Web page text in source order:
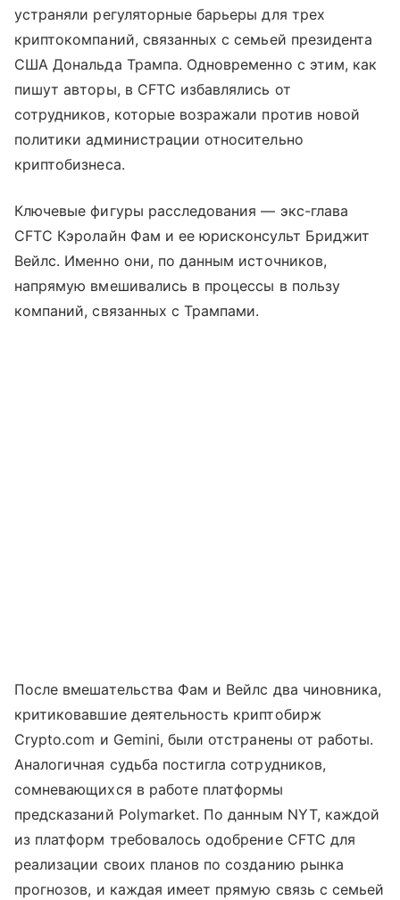
устраняли регуляторные барьеры для трех
криптокомпаний, связанных с семьей президента
США Дональда Трампа. Одновременно с этим, как
пишут авторы, в CFTC избавлялись от
сотрудников, которые возражали против новой
политики администрации относительно
криптобизнеса.
Ключевые фигуры расследования — экс-глава
CFTC Кэролайн Фам и ее юрисконсульт Бриджит
Вейлс. Именно они, по данным источников,
напрямую вмешивались в процессы в пользу
компаний, связанных с Трампами.
После вмешательства Фам и Вейлс два чиновника,
критиковавшие деятельность криптобирж
Crypto.com и Gemini, были отстранены от работы.
Аналогичная судьба постигла сотрудников,
сомневающихся в работе платформы
предсказаний Polymarket. По данным NYT, каждой
из платформ требовалось одобрение CFTC для
реализации своих планов по созданию рынка
прогнозов, и каждая имеет прямую связь с семьей